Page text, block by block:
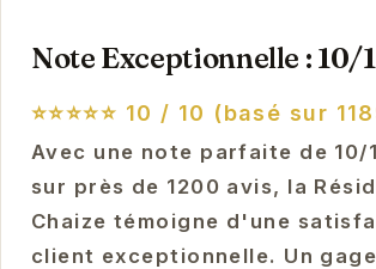
Note Exceptionnelle : 10/
⭐⭐⭐⭐⭐ 10 / 10 (basé sur
Avec une note parfaite de 10/
sur près de 1200 avis, la
Chaize témoigne d'une
client exceptionnelle. Un